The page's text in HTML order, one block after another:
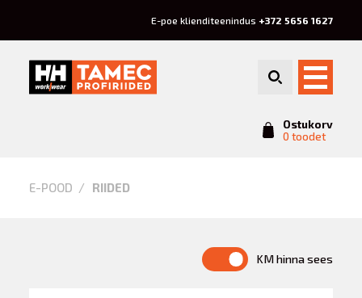
E-poe klienditeenindus +372 5656 1627
Ostukorv
0 toodet
Riided
E-POOD RIIDED
KM hinna sees